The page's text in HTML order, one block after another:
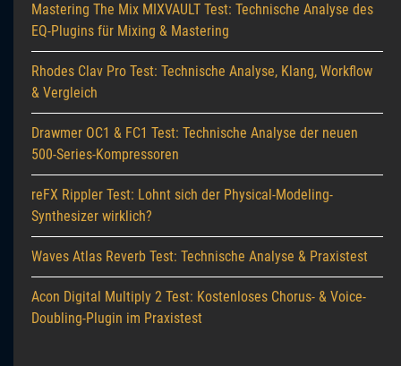
Mastering The Mix MIXVAULT Test: Technische Analyse des
EQ-Plugins für Mixing & Mastering
Rhodes Clav Pro Test: Technische Analyse, Klang, Workflow
& Vergleich
Drawmer OC1 & FC1 Test: Technische Analyse der neuen
500-Series-Kompressoren
reFX Rippler Test: Lohnt sich der Physical-Modeling-
Synthesizer wirklich?
Waves Atlas Reverb Test: Technische Analyse & Praxistest
Acon Digital Multiply 2 Test: Kostenloses Chorus- & Voice-
Doubling-Plugin im Praxistest